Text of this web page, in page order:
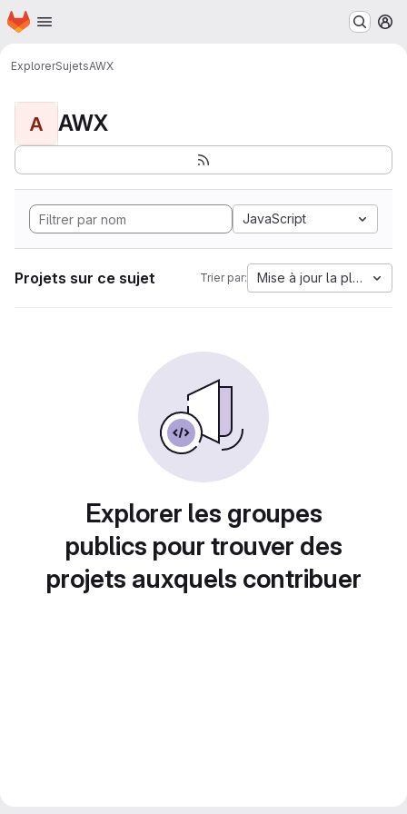
Passer au contenu principal
Page d'accueil
ExplorerSujetsAWX
A AWX
JavaScript
Projets sur ce sujet Trier par: Mise à jour la plus
Explorer les groupes
publics pour trouver des
projets auxquels contribuer